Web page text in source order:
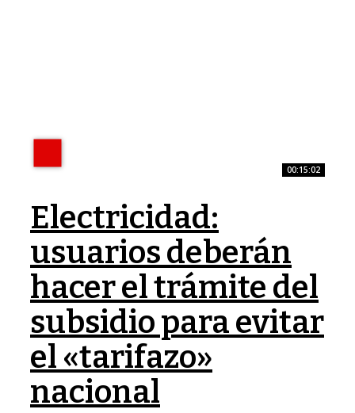
00:15:02
Electricidad:
usuarios deberán
hacer el trámite del
subsidio para evitar
el «tarifazo»
nacional